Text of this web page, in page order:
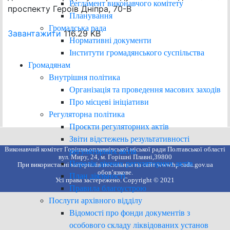
Регламент виконавчого комітету
Планування
Громадська рада
Нормативні документи
Інститути громадянського суспільства
Громадянам
Внутрішня політика
Організація та проведення масових заходів
Про місцеві ініціативи
Регуляторна політика
Проєкти регуляторних актів
Звіти відстежень результативності
регуляторних актів
Перелік діючих регуляторних актів
План діяльності
Правила благоустрою
Послуги архівного відділу
Відомості про фонди документів з
особового складу ліквідованих установ
проспекту Героїв Дніпра, 70-В
Завантажити116.29 KB
Виконавчий комітет Горішньоплавнівської міської ради Полтавської області
вул. Миру, 24, м. Горішні Плавні,39800
При використанні матеріалів посилання на сайт www.hp-rada.gov.ua
обов’язкове.
Усі права застережено. Copyright © 2021